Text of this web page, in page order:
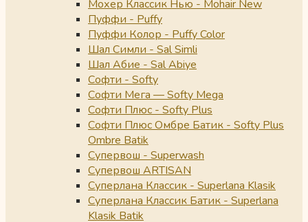
Мохер Классик Нью - Mohair New
Пуффи - Puffy
Пуффи Колор - Puffy Color
Шал Симли - Sal Simli
Шал Абие - Sal Abiye
Софти - Softy
Софти Мега — Softy Mega
Софти Плюс - Softy Plus
Софти Плюс Омбре Батик - Softy Plus
Ombre Batik
Супервош - Superwash
Супервош ARTISAN
Суперлана Классик - Superlana Klasik
Суперлана Классик Батик - Superlana
Klasik Batik